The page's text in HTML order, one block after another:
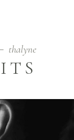
thalyne